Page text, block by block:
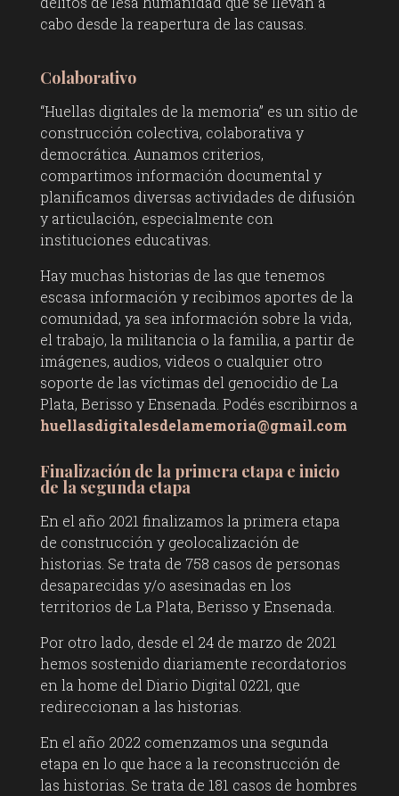
cabo desde la reapertura de las causas.
Colaborativo
“Huellas digitales de la memoria” es un sitio de
construcción colectiva, colaborativa y
democrática. Aunamos criterios,
compartimos información documental y
planificamos diversas actividades de difusión
y articulación, especialmente con
instituciones educativas.
Hay muchas historias de las que tenemos
escasa información y recibimos aportes de la
comunidad, ya sea información sobre la vida,
el trabajo, la militancia o la familia, a partir de
imágenes, audios, videos o cualquier otro
soporte de las víctimas del genocidio de La
Plata, Berisso y Ensenada. Podés escribirnos a
huellasdigitalesdelamemoria@gmail.com
Finalización de la primera etapa e inicio
de la segunda etapa
En el año 2021 finalizamos la primera etapa
de construcción y geolocalización de
historias. Se trata de 758 casos de personas
desaparecidas y/o asesinadas en los
territorios de La Plata, Berisso y Ensenada.
Por otro lado, desde el 24 de marzo de 2021
hemos sostenido diariamente recordatorios
en la home del Diario Digital 0221, que
redireccionan a las historias.
En el año 2022 comenzamos una segunda
etapa en lo que hace a la reconstrucción de
las historias. Se trata de 181 casos de hombres